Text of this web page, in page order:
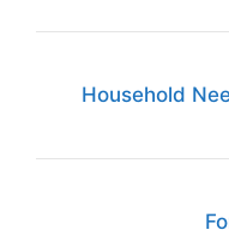
Household